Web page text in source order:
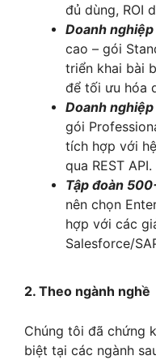
đủ dùng, ROI
Doanh
cao – gói
triển khai bài
để tối ưu hóa
Doanh
gói
tích hợp với
qua REST API.
Tập đoàn
nên chọn
hợp với các
Salesforce/
2. Theo ngành nghề
Chúng tôi đã chứng
biệt tại các ngành